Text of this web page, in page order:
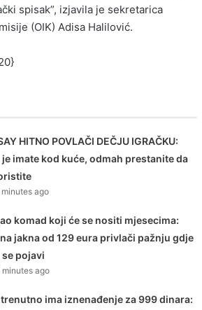
spisak”, izjavila je sekretarica
(OIK) Adisa Halilović.
HITNO POVLAČI DEČJU IGRAČKU:
je imate kod kuće, odmah prestanite da
minutes ago
komad koji će se nositi mjesecima:
jakna od 129 eura privlači pažnju gdje
pojavi
minutes ago
ima iznenađenje za 999 dinara: